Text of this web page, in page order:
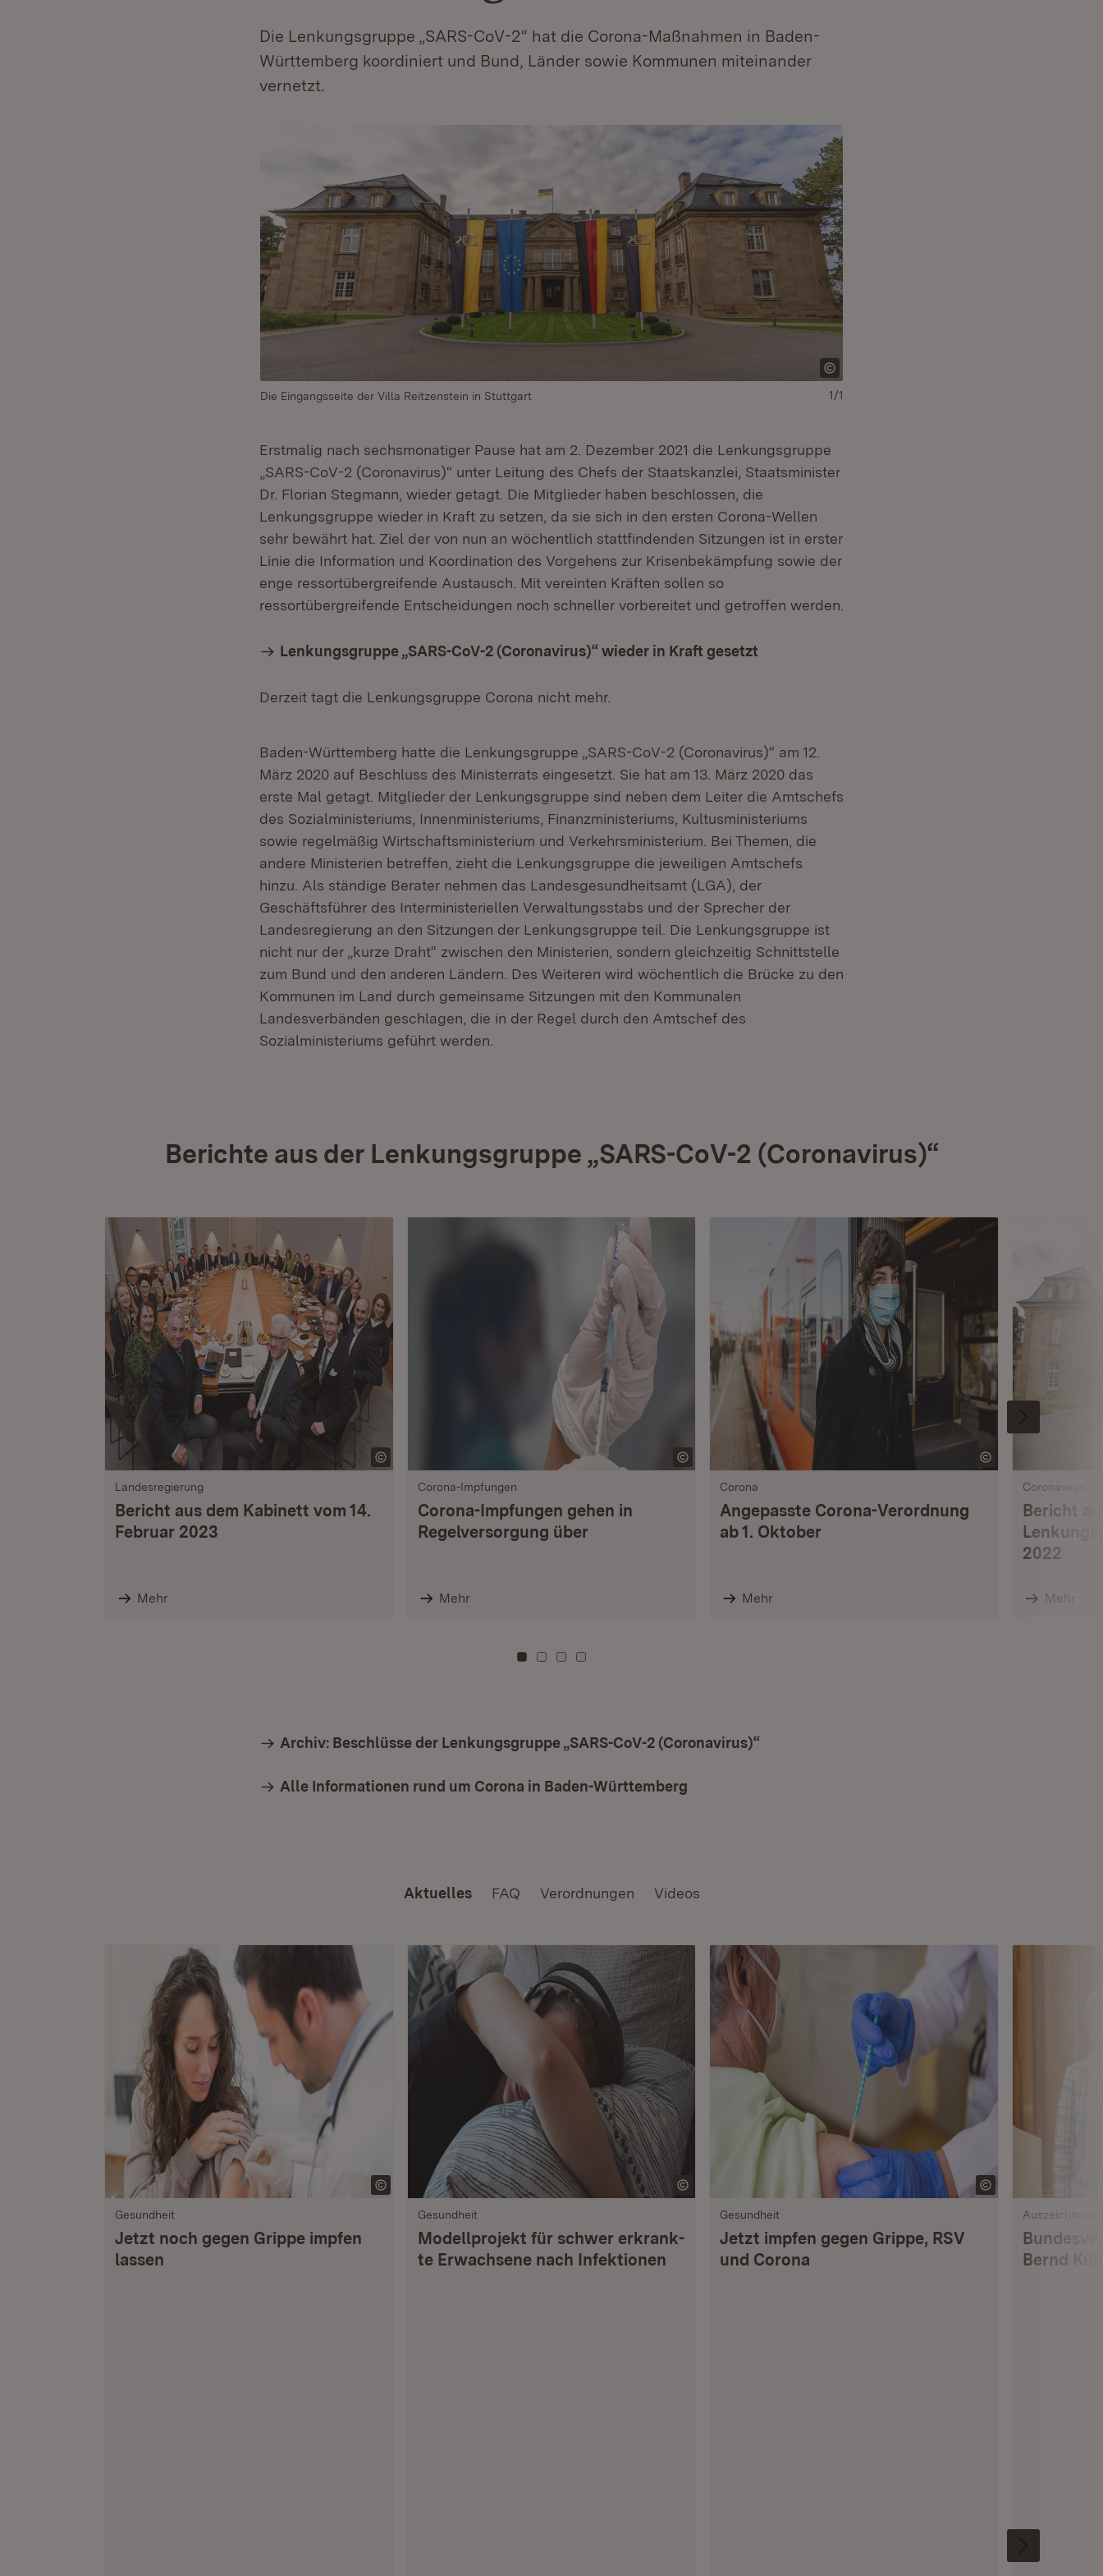
Die Lenkungsgruppe „SARS-CoV-2“ hat die Corona-Maßnahmen in Baden-
Württemberg koordiniert und Bund, Länder sowie Kommunen miteinander
vernetzt.
Die Eingangsseite der Villa Reitzenstein in Stuttgart 1/1
Erstmalig nach sechsmonatiger Pause hat am 2. Dezember 2021 die Lenkungsgruppe
„SARS-CoV-2 (Coronavirus)“ unter Leitung des Chefs der Staatskanzlei, Staatsminister
Dr. Florian Stegmann, wieder getagt. Die Mitglieder haben beschlossen, die
Lenkungsgruppe wieder in Kraft zu setzen, da sie sich in den ersten Corona-Wellen
sehr bewährt hat. Ziel der von nun an wöchentlich stattfindenden Sitzungen ist in erster
Linie die Information und Koordination des Vorgehens zur Krisenbekämpfung sowie der
enge ressortübergreifende Austausch. Mit vereinten Kräften sollen so
ressortübergreifende Entscheidungen noch schneller vorbereitet und getroffen werden.
Lenkungsgruppe „SARS-CoV-2 (Coronavirus)“ wieder in Kraft gesetzt
Derzeit tagt die Lenkungsgruppe Corona nicht mehr.
Baden-Württemberg hatte die Lenkungsgruppe „SARS-CoV-2 (Coronavirus)“ am 12.
März 2020 auf Beschluss des Ministerrats eingesetzt. Sie hat am 13. März 2020 das
erste Mal getagt. Mitglieder der Lenkungsgruppe sind neben dem Leiter die Amtschefs
des Sozialministeriums, Innenministeriums, Finanzministeriums, Kultusministeriums
sowie regelmäßig Wirtschaftsministerium und Verkehrsministerium. Bei Themen, die
andere Ministerien betreffen, zieht die Lenkungsgruppe die jeweiligen Amtschefs
hinzu. Als ständige Berater nehmen das Landesgesundheitsamt (LGA), der
Geschäftsführer des Interministeriellen Verwaltungsstabs und der Sprecher der
Landesregierung an den Sitzungen der Lenkungsgruppe teil. Die Lenkungsgruppe ist
nicht nur der „kurze Draht“ zwischen den Ministerien, sondern gleichzeitig Schnittstelle
zum Bund und den anderen Ländern. Des Weiteren wird wöchentlich die Brücke zu den
Kommunen im Land durch gemeinsame Sitzungen mit den Kommunalen
Landesverbänden geschlagen, die in der Regel durch den Amtschef des
Sozialministeriums geführt werden.
Berichte aus der Lenkungsgruppe „SARS-CoV-2 (Coronavirus)“
Landesregierung
Bericht aus dem Kabinett vom 14.
Februar 2023
Mehr
Corona-Impfungen
Corona-Impfungen gehen in
Regelversorgung über
Mehr
Corona
Angepasste Corona-Verordnung
ab 1. Oktober
Mehr
Coronavirus
Bericht
2022
Mehr
Zu Kachel: 0
Zu Kachel: 3
Zu Kachel: 6
Zu Kachel: 9
Archiv: Beschlüsse der Lenkungsgruppe „SARS-CoV-2 (Coronavirus)“
Alle Informationen rund um Corona in Baden-Württemberg
Aktuelles FAQ Verordnungen Videos
Gesundheit
Jetzt noch gegen Grippe impfen
lassen
Gesundheit
Modellprojekt für schwer erkrank­
te Erwachsene nach Infektionen
Gesundheit
Jetzt impfen gegen Grippe, RSV
und Corona
Auszeichnung
Bernd